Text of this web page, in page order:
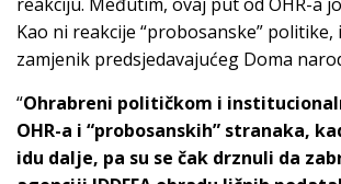
Kao ni reakcije “probosanske”
zamjenik predsjedavajućeg Doma
“Ohrabreni političkom i
OHR-a i “probosanskih” stranaka,
idu dalje, pa su se čak drznuli da